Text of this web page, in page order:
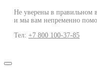
Не уверены в правильном
и мы вам непременно
Тел: +7 800 100-37-85